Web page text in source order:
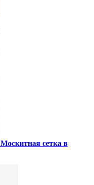
Москитная сетка в